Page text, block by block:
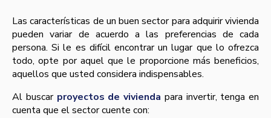
Las características de un buen sector para adquirir vivienda
pueden variar de acuerdo a las preferencias de cada
persona. Si le es difícil encontrar un lugar que lo ofrezca
todo, opte por aquel que le proporcione más beneficios,
aquellos que usted considera indispensables.
Al buscar proyectos de vivienda para invertir, tenga en
cuenta que el sector cuente con: